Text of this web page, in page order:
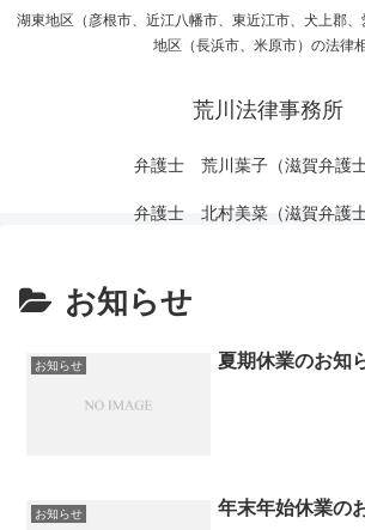
湖東地区（彦根市、近江八幡市、東近江市、犬上郡
地区（長浜市、米原市）の法律
荒川法律事務所
弁護士 北村美菜（滋賀弁護士会所
お知らせ
お知らせ 夏期休業のお知
お知らせ 年末年始休業の